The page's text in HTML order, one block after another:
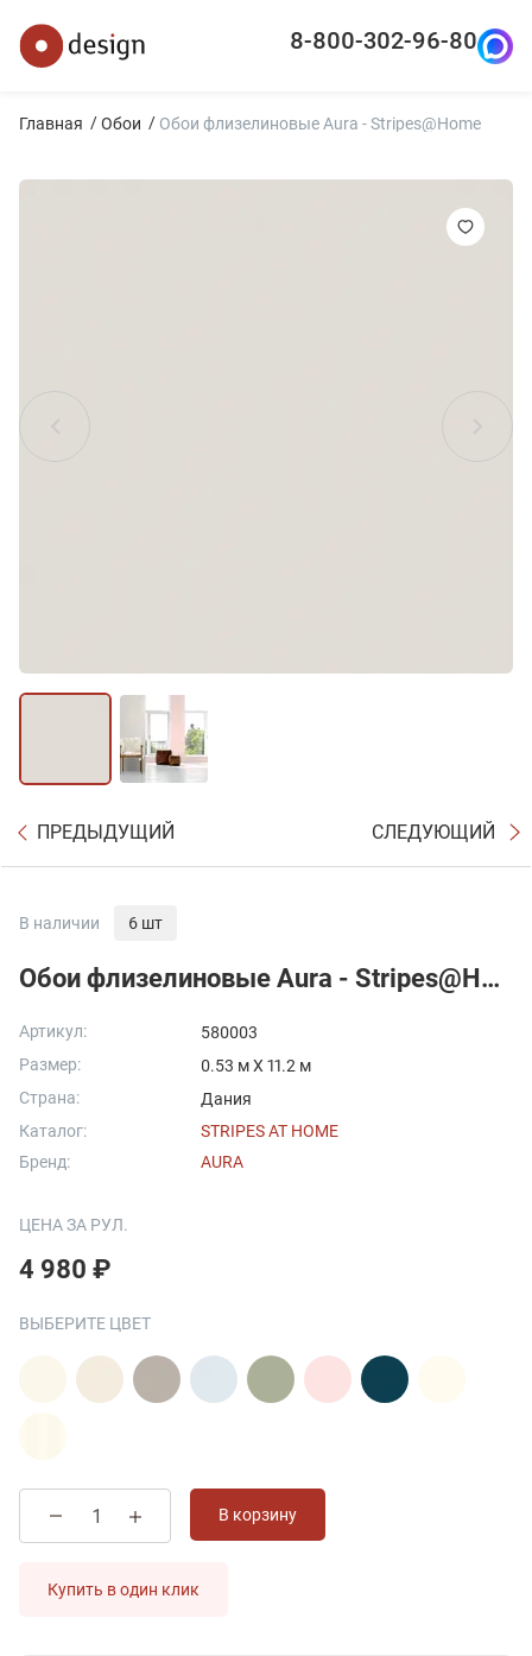
8-800-302-96-80
Главная Обои Обои флизелиновые Aura - Stripes@Home
ПРЕДЫДУЩИЙ СЛЕДУЮЩИЙ
В наличии 6 шт
Обои флизелиновые Aura - Stripes@Home
Артикул:
580003
Размер:
0.53 м X 11.2 м
Страна:
Дания
Каталог:
STRIPES AT HOME
Бренд:
AURA
ЦЕНА ЗА РУЛ.
4 980 ₽
ВЫБЕРИТЕ ЦВЕТ
В корзину
Купить в один клик